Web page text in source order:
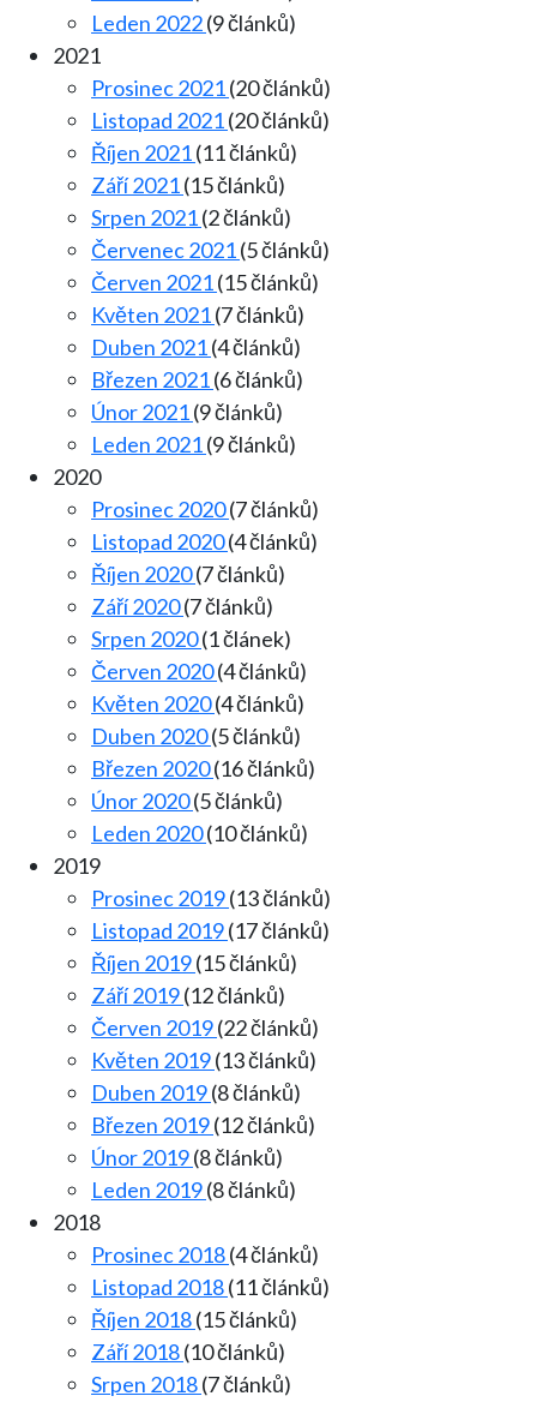
Leden 2022(9 článků)
2021
Prosinec 2021(20 článků)
Listopad 2021(20 článků)
Říjen 2021(11 článků)
Září 2021(15 článků)
Srpen 2021(2 článků)
Červenec 2021(5 článků)
Červen 2021(15 článků)
Květen 2021(7 článků)
Duben 2021(4 článků)
Březen 2021(6 článků)
Únor 2021(9 článků)
Leden 2021(9 článků)
2020
Prosinec 2020(7 článků)
Listopad 2020(4 článků)
Říjen 2020(7 článků)
Září 2020(7 článků)
Srpen 2020(1 článek)
Červen 2020(4 článků)
Květen 2020(4 článků)
Duben 2020(5 článků)
Březen 2020(16 článků)
Únor 2020(5 článků)
Leden 2020(10 článků)
2019
Prosinec 2019(13 článků)
Listopad 2019(17 článků)
Říjen 2019(15 článků)
Září 2019(12 článků)
Červen 2019(22 článků)
Květen 2019(13 článků)
Duben 2019(8 článků)
Březen 2019(12 článků)
Únor 2019(8 článků)
Leden 2019(8 článků)
2018
Prosinec 2018(4 článků)
Listopad 2018(11 článků)
Říjen 2018(15 článků)
Září 2018(10 článků)
Srpen 2018(7 článků)